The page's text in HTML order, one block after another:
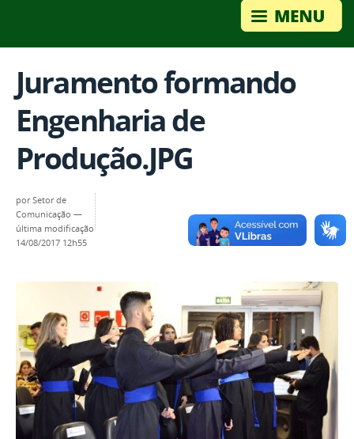
Juramento formando
Engenharia de
Produção.JPG
porSetor de
Comunicação —
última modificação
14/08/2017 12h55